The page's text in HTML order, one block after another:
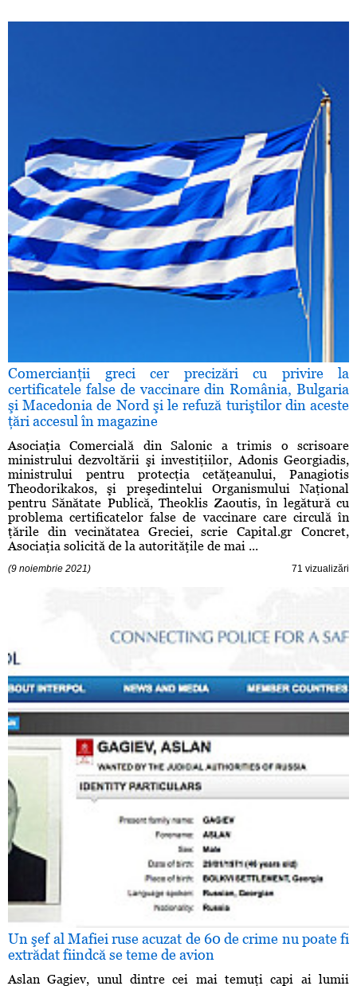
Comercianţii greci cer precizări cu privire la
certificatele false de vaccinare din România, Bulgaria
şi Macedonia de Nord şi le refuză turiştilor din aceste
ţări accesul în magazine
Asociaţia Comercială din Salonic a trimis o scrisoare
ministrului dezvoltării şi investiţiilor, Adonis Georgiadis,
ministrului pentru protecţia cetăţeanului, Panagiotis
Theodorikakos, şi preşedintelui Organismului Naţional
pentru Sănătate Publică, Theoklis Zaoutis, în legătură cu
problema certificatelor false de vaccinare care circulă în
ţările din vecinătatea Greciei, scrie Capital.gr Concret,
Asociaţia solicită de la autorităţile de mai ...
(9 noiembrie 2021) 71 vizualizări
Un şef al Mafiei ruse acuzat de 60 de crime nu poate fi
extrădat fiindcă se teme de avion
Aslan Gagiev, unul dintre cei mai temuţi capi ai lumii